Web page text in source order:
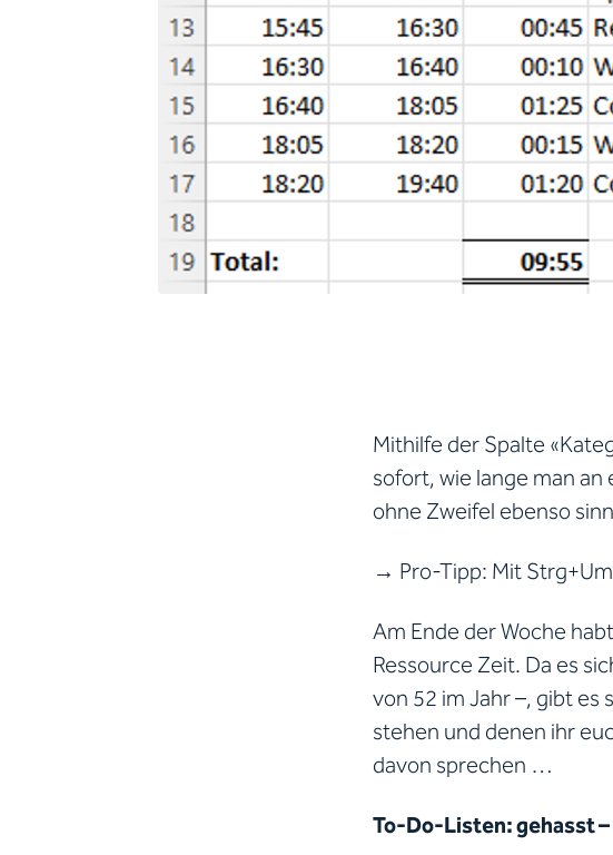
Mithilfe der Spalte
sofort, wie lange man
ohne Zweifel ebenso
→ Pro-Tipp: Mit
Am Ende der Woche
Ressource Zeit. Da es
von 52 im Jahr –, gibt
stehen und denen ihr
davon sprechen …
To-Do-Listen: gehasst